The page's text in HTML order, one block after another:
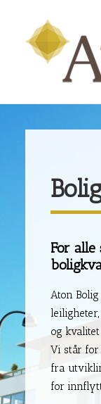
NÆRING
For alle
Aton
og
Vi står for
fra
for